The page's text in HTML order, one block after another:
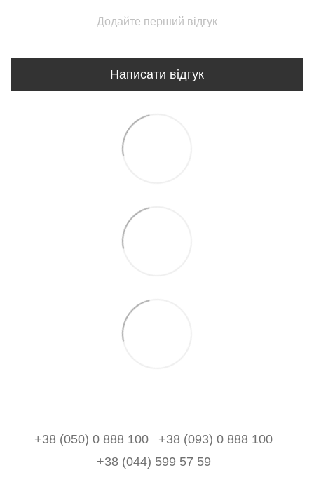
Додайте перший відгук
Написати відгук
+38 (050) 0 888 100
+38 (093) 0 888 100
+38 (044) 599 57 59